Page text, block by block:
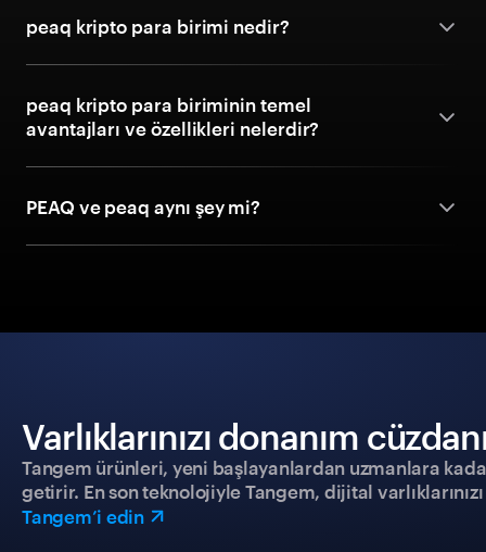
peaq kripto para birimi nedir?
peaq kripto para biriminin temel
avantajları ve özellikleri nelerdir?
PEAQ ve peaq aynı şey mi?
Varlıklarınızı donanım
Tangem ürünleri, yeni başlayanlardan uzmanlara
getirir. En son teknolojiyle Tangem, dijital
Tangem’i edin